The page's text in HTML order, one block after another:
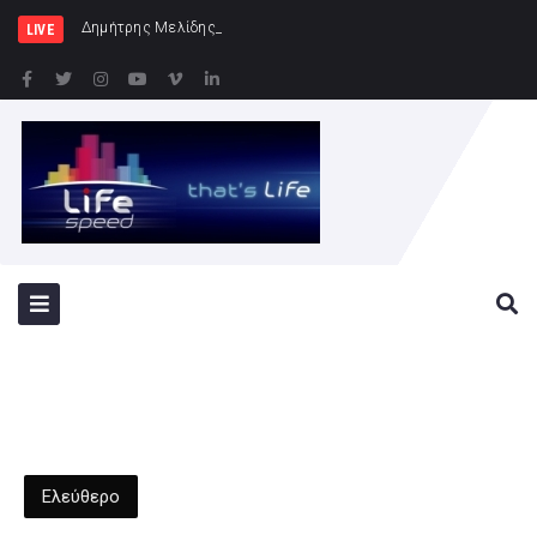
LIVE Δημήτρης Μελίδης: «Ο ΣΥΡΙΖΑ-ΠΣ είναι εδώ
Ελεύθερο